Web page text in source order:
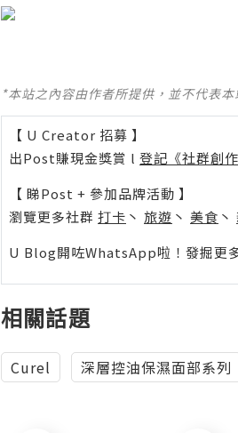
*本站之內容由作者所提供，並不代表
【 U Creator 招募 】
出Post賺現金獎賞 l 登記《社群創
【 睇Post + 參加品牌活動 】
瀏覽更多社群 打卡 丶 旅遊 丶 美食 丶
U Blog開咗WhatsApp啦！發掘更
相關話題
Curel 深層控油保濕面部系列